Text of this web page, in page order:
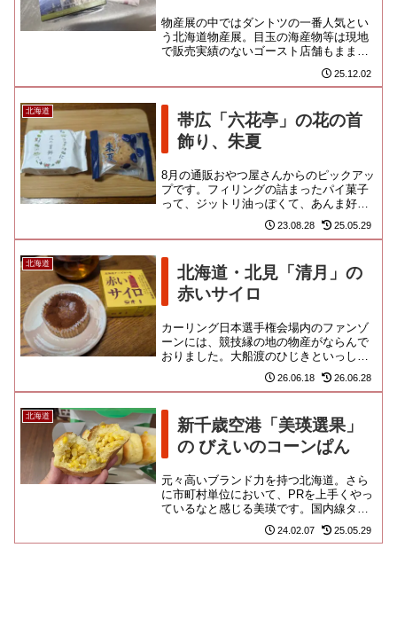
物産展の中ではダントツの一番人気とい
う北海道物産展。目玉の海産物等は現地
で販売実績のないゴースト店舗もまま混
ムケーキとかヨーグルトが毎回... 25.12.02
北海道
帯広「六花亭」の花の首
飾り、朱夏
8月の通販おやつ屋さんからのピックアッ
プです。フィリングの詰まったパイ菓子
って、ジットリ油っぽくて、あんま好き
じゃないんだよね。しかし、流石の「六
花亭」ですよ。このようなパ...
23.08.28 25.05.29
北海道
北海道・北見「清月」の
赤いサイロ
カーリング日本選手権会場内のファンゾ
ーンには、競技縁の地の物産がならんで
おりました。大船渡のひじきといっしょ
に購入したのが、おなじみの赤いサイ
ロ！カーリングのふるさと、常呂...
26.06.18 26.06.28
北海道
新千歳空港「美瑛選果」
の びえいのコーンぱん
元々高いブランド力を持つ北海道。さら
に市町村単位において、PRを上手くやっ
ているなと感じる美瑛です。国内線ター
ミナル2Fに出店する、小さなアンテナシ
ョップが未だに大人気のよ...
24.02.07 25.05.29